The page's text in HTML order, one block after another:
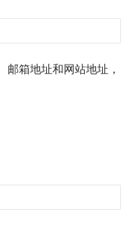
箱地址和网站地址，